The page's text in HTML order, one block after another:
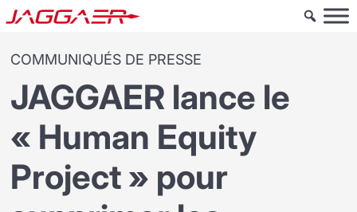
COMMUNIQUÉS DE PRESSE
JAGGAER lance le
« Human Equity
Project » pour